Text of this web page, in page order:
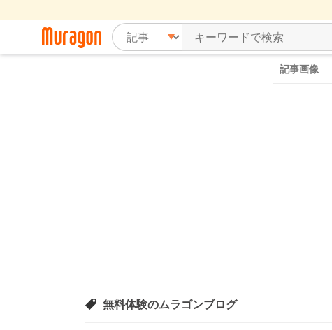
記事画像
無料体験のムラゴンブログ